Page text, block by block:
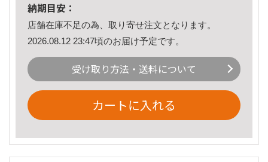
納期目安：
店舗在庫不足の為、取り寄せ注文となります。
2026.08.12 23:47頃のお届け予定です。
受け取り方法・送料について
カートに入れる